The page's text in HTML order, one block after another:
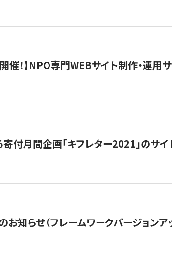
開催！】NPO専門WEBサイト制作・運
付月間企画「キフレター2021」のサ
お知らせ（フレームワークバージョンア